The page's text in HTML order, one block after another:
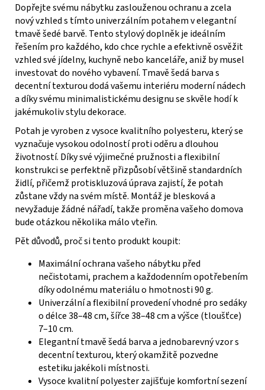
Dopřejte svému nábytku zaslouženou ochranu a zcela
nový vzhled s tímto univerzálním potahem v elegantní
tmavě šedé barvě. Tento stylový doplněk je ideálním
řešením pro každého, kdo chce rychle a efektivně osvěžit
vzhled své jídelny, kuchyně nebo kanceláře, aniž by musel
investovat do nového vybavení. Tmavě šedá barva s
decentní texturou dodá vašemu interiéru moderní nádech
a díky svému minimalistickému designu se skvěle hodí k
jakémukoliv stylu dekorace.
Potah je vyroben z vysoce kvalitního polyesteru, který se
vyznačuje vysokou odolností proti oděru a dlouhou
životností. Díky své výjimečné pružnosti a flexibilní
konstrukci se perfektně přizpůsobí většině standardních
židlí, přičemž protiskluzová úprava zajistí, že potah
zůstane vždy na svém místě. Montáž je blesková a
nevyžaduje žádné nářadí, takže proměna vašeho domova
bude otázkou několika málo vteřin.
Pět důvodů, proč si tento produkt koupit:
Maximální ochrana vašeho nábytku před
nečistotami, prachem a každodenním opotřebením
díky odolnému materiálu o hmotnosti 90 g.
Univerzální a flexibilní provedení vhodné pro sedáky
o délce 38–48 cm, šířce 38–48 cm a výšce (tloušťce)
7–10 cm.
Elegantní tmavě šedá barva a jednobarevný vzor s
decentní texturou, který okamžitě pozvedne
estetiku jakékoli místnosti.
Vysoce kvalitní polyester zajišťuje komfortní sezení